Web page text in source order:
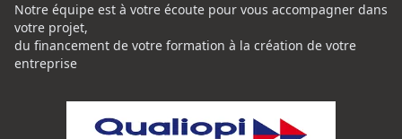
Notre équipe est à votre écoute pour vous accompagner dans
votre projet,
du financement de votre formation à la création de votre
entreprise